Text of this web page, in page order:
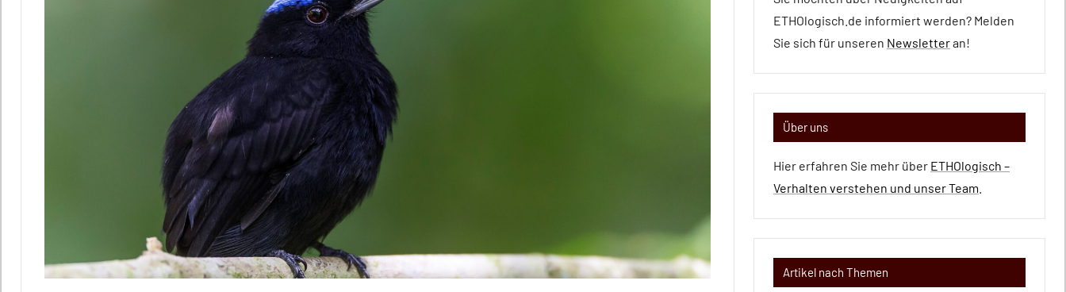
ETHOlogisch.de informiert werden? Melden
Sie sich für unseren Newsletteran!
Über uns
Hier erfahren Sie mehr über ETHOlogisch –
Verhalten verstehen und unser Team
Artikel nach Themen